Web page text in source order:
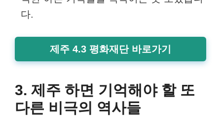
다.
제주 4.3 평화재단 바로가기
3. 제주 하면 기억해야 할 또
다른 비극의 역사들